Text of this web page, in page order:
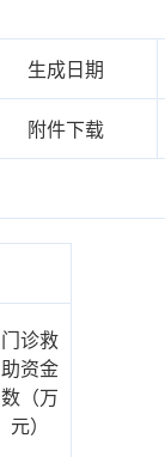
生成日期
附件下载
门诊救
助资金
数（万
元）